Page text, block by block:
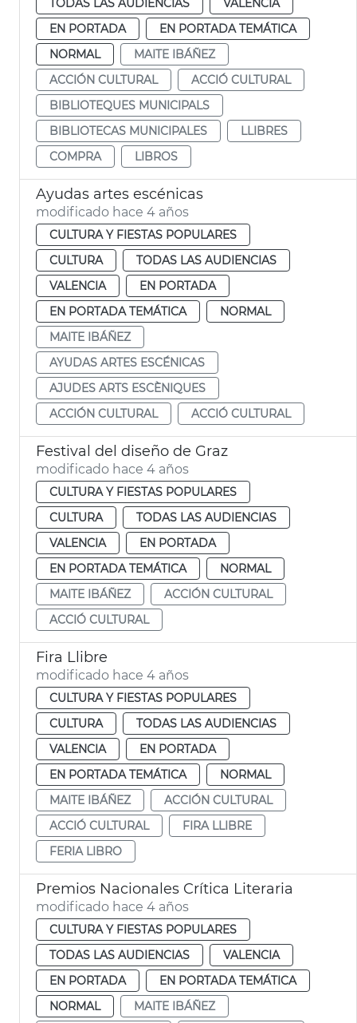
EN PORTADA
EN PORTADA TEMÁTICA
NORMAL
MAITE IBÁÑEZ
ACCIÓN CULTURAL
ACCIÓ CULTURAL
BIBLIOTEQUES MUNICIPALS
BIBLIOTECAS MUNICIPALES
LLIBRES
COMPRA
LIBROS
Ayudas artes escénicas
modificado hace 4 años
CULTURA Y FIESTAS POPULARES
CULTURA
TODAS LAS AUDIENCIAS
VALENCIA
EN PORTADA
EN PORTADA TEMÁTICA
NORMAL
MAITE IBÁÑEZ
AYUDAS ARTES ESCÉNICAS
AJUDES ARTS ESCÈNIQUES
ACCIÓN CULTURAL
ACCIÓ CULTURAL
Festival del diseño de Graz
modificado hace 4 años
CULTURA Y FIESTAS POPULARES
CULTURA
TODAS LAS AUDIENCIAS
VALENCIA
EN PORTADA
EN PORTADA TEMÁTICA
NORMAL
MAITE IBÁÑEZ
ACCIÓN CULTURAL
ACCIÓ CULTURAL
Fira Llibre
modificado hace 4 años
CULTURA Y FIESTAS POPULARES
CULTURA
TODAS LAS AUDIENCIAS
VALENCIA
EN PORTADA
EN PORTADA TEMÁTICA
NORMAL
MAITE IBÁÑEZ
ACCIÓN CULTURAL
ACCIÓ CULTURAL
FIRA LLIBRE
FERIA LIBRO
Premios Nacionales Crítica Literaria
modificado hace 4 años
CULTURA Y FIESTAS POPULARES
TODAS LAS AUDIENCIAS
VALENCIA
EN PORTADA
EN PORTADA TEMÁTICA
NORMAL
MAITE IBÁÑEZ